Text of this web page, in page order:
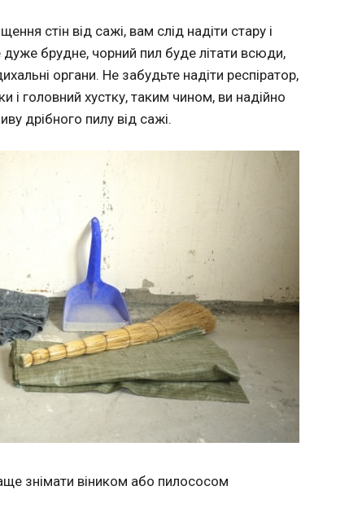
стін від сажі, вам слід надіти стару і
дуже брудне, чорний пил буде літати всюди,
органи. Не забудьте надіти респіратор,
і головний хустку, таким чином, ви надійно
дрібного пилу від сажі.
знімати віником або пилососом